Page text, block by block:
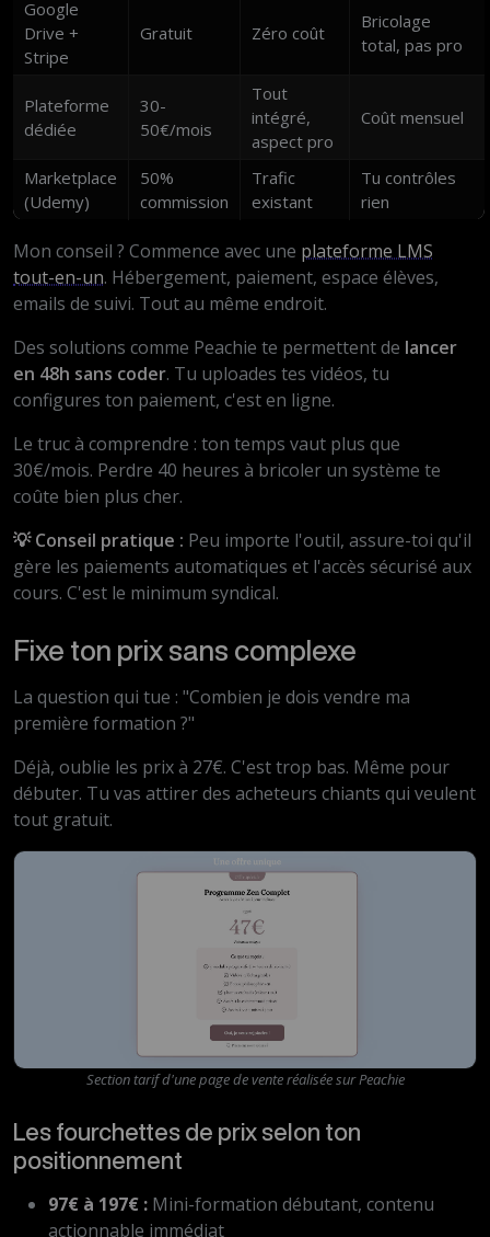
Google
Drive +
Stripe
Gratuit Zéro coût
Bricolage
total, pas pro
Plateforme
dédiée
30-
50€/mois
Tout
intégré,
aspect pro
Coût mensuel
Marketplace
(Udemy)
50%
commission
Trafic
existant
Tu contrôles
rien
Mon conseil ? Commence avec une plateforme LMS
tout-en-un. Hébergement, paiement, espace élèves,
emails de suivi. Tout au même endroit.
Des solutions comme Peachie te permettent de lancer
en 48h sans coder. Tu uploades tes vidéos, tu
configures ton paiement, c'est en ligne.
Le truc à comprendre : ton temps vaut plus que
30€/mois. Perdre 40 heures à bricoler un système te
coûte bien plus cher.
💡 Conseil pratique : Peu importe l'outil, assure-toi qu'il
gère les paiements automatiques et l'accès sécurisé aux
cours. C'est le minimum syndical.
Fixe ton prix sans complexe
La question qui tue : "Combien je dois vendre ma
première formation ?"
Déjà, oublie les prix à 27€. C'est trop bas. Même pour
débuter. Tu vas attirer des acheteurs chiants qui veulent
tout gratuit.
Section tarif d'une page de vente réalisée sur Peachie
Les fourchettes de prix selon ton
positionnement
97€ à 197€ : Mini-formation débutant, contenu
actionnable immédiat